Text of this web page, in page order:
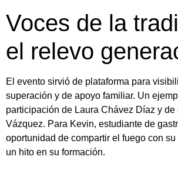
Voces de la
el relevo
El evento sirvió de plataforma para
superación y de apoyo familiar. Un
participación de Laura Chávez Díaz y de
Vázquez. Para Kevin, estudiante de
oportunidad de compartir el fuego con
un hito en su formación.